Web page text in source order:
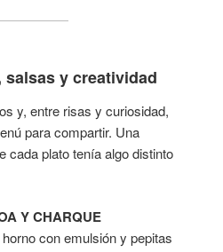
y creatividad
y, entre risas y curiosidad,
para compartir. Una
cada plato tenía algo distinto
Y CHARQUE
con emulsión y pepitas